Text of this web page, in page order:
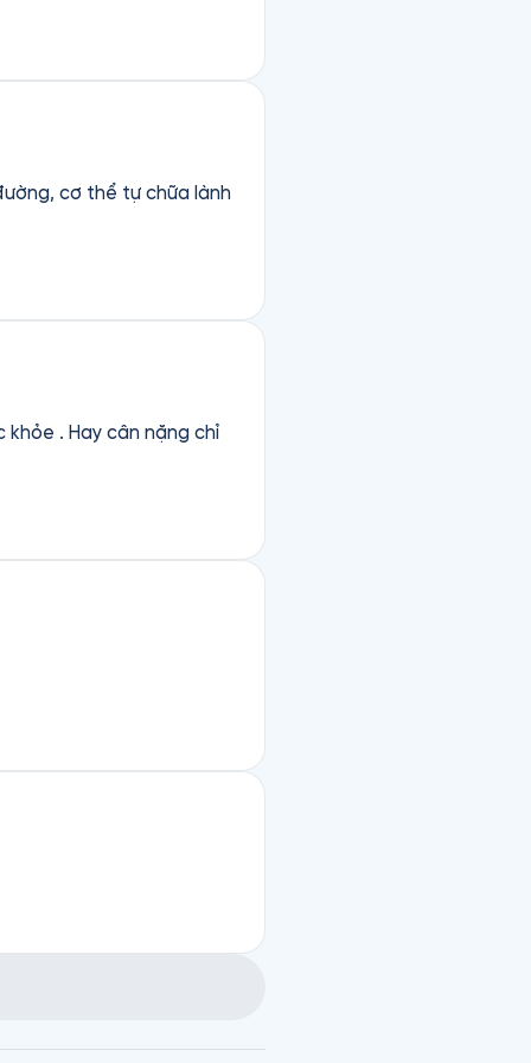
cơ thể tự chữa lành
. Hay cân nặng chỉ